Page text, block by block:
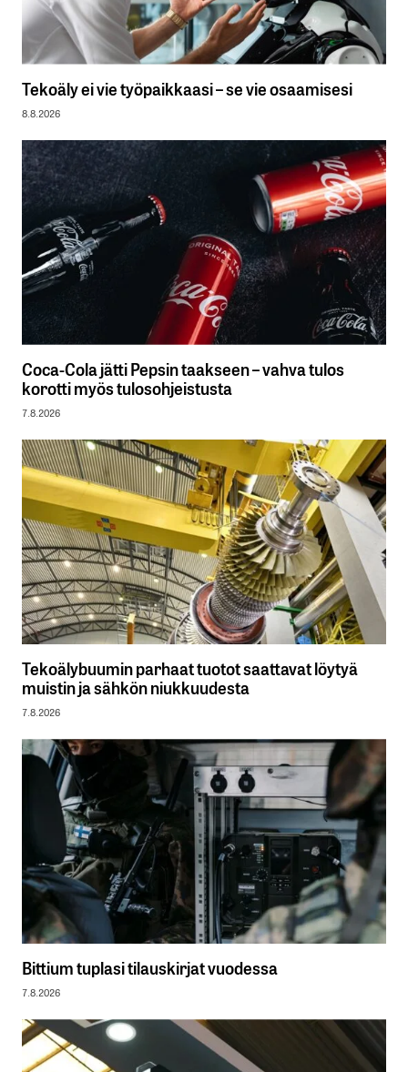
Tekoäly ei vie työpaikkaasi – se vie osaamisesi
8.8.2026
Coca-Cola jätti Pepsin taakseen – vahva tulos
korotti myös tulosohjeistusta
7.8.2026
Tekoälybuumin parhaat tuotot saattavat löytyä
muistin ja sähkön niukkuudesta
7.8.2026
Bittium tuplasi tilauskirjat vuodessa
7.8.2026